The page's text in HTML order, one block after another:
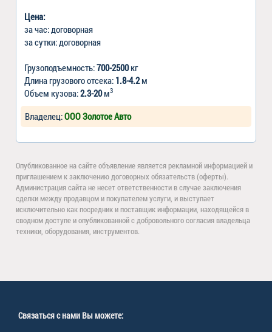
Цена:
за час: договорная
за сутки: договорная
Грузоподъемность:700-2500кг
Длина грузового отсека: 1.8-4.2м
Объем кузова:2.3-20м3
Владелец:ООО Золотое Авто
Опубликованное на сайте объявление является рекламной информацией и
приглашением к заключению договорных обязательств (оферты).
Администрация сайта не несет ответственности в случае заключения
сделки между продавцом и покупателем услуги, и выступает
исключительно как посредник и поставщик информации, находящейся в
сводном доступе и опубликованной с добровольного согласия владельца
техники, оборудования, инструментов.
Связаться с нами Вы можете: